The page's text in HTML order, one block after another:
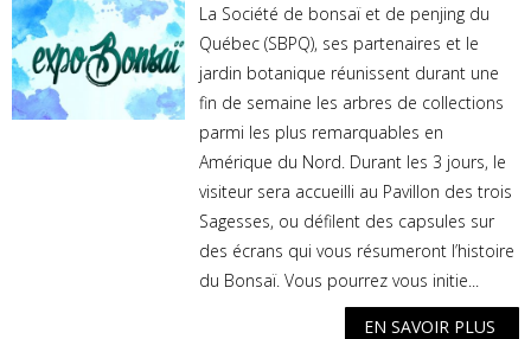
La Société de bonsaï et de penjing du
Québec (SBPQ), ses partenaires et le
jardin botanique réunissent durant une
fin de semaine les arbres de collections
parmi les plus remarquables en
Amérique du Nord. Durant les 3 jours, le
visiteur sera accueilli au Pavillon des trois
Sagesses, ou défilent des capsules sur
des écrans qui vous résumeront l’histoire
du Bonsaï. Vous pourrez vous initie...
EN SAVOIR PLUS